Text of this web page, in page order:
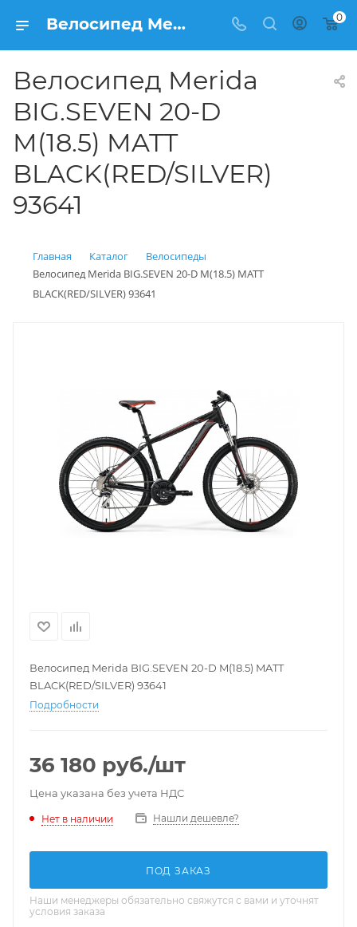
Велосипед Merida BIG.SEVEN 20-D M(18.5) MATT BLACK(RED/SILVER) 93641 купить: цена 36 180 рублей в Балашихе | Интернет магазин Вело150 0
Велосипед Merida
BIG.SEVEN 20-D
M(18.5) MATT
BLACK(RED/SILVER)
93641
Главная Каталог
Велосипеды
Велосипед Merida BIG.SEVEN 20-D M(18.5) MATT
BLACK(RED/SILVER) 93641
Велосипед Merida BIG.SEVEN 20-D M(18.5) MATT
BLACK(RED/SILVER) 93641
Подробности
36 180 руб./шт
Цена указана без учета НДС
Нет в наличии Нашли дешевле?
ПОД ЗАКАЗ
Наши менеджеры обязательно свяжутся с вами и уточнят
условия заказа